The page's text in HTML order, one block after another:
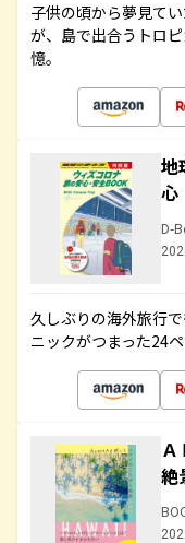
子供の頃から夢見て
が、島で出合うトロ
憶。
地
心
D-
久しぶりの海外旅行
ニックがつまった24
Ａ
絶